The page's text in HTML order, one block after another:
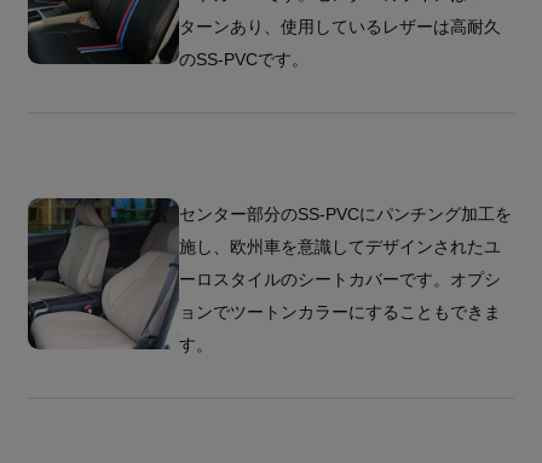
ターンあり、使用しているレザーは高耐久
のSS-PVCです。
センター部分のSS-PVCにパンチング加工を
施し、欧州車を意識してデザインされたユ
ーロスタイルのシートカバーです。オプシ
ョンでツートンカラーにすることもできま
す。